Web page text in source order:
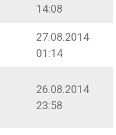
14:08
27.08.2014
01:14
26.08.2014
23:58